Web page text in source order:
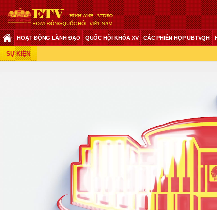
HOẠT ĐỘNG LÃNH ĐẠO QUỐC HỘI KHÓA XV CÁC PHIÊN HỌP UBTVQH
SỰ KIỆN